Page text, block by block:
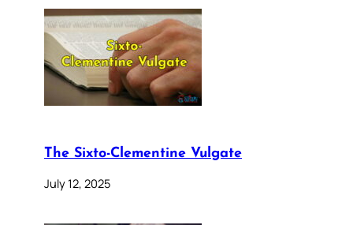
The Sixto-Clementine Vulgate
July 12, 2025